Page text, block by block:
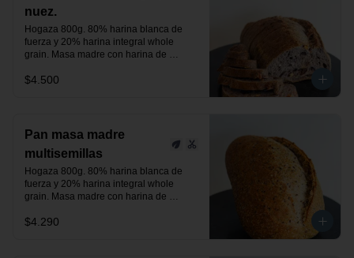
nuez.
Hogaza 800g. 80% harina blanca de
fuerza y 20% harina integral whole
grain. Masa madre con harina de
y nuez.
$4.500
Pan masa madre
multisemillas
Hogaza 800g. 80% harina blanca de
fuerza y 20% harina integral whole
grain. Masa madre con harina de
chía y sésamo tostado, previamente
$4.290